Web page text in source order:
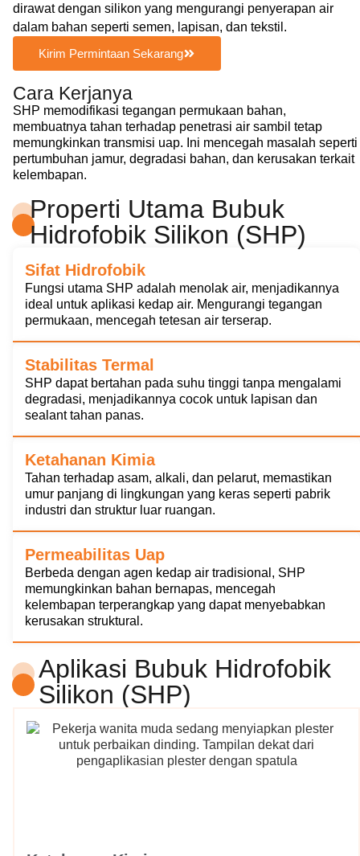
dirawat dengan silikon yang mengurangi penyerapan air
dalam bahan seperti semen, lapisan, dan tekstil.
Kirim Permintaan Sekarang
Cara Kerjanya
SHP memodifikasi tegangan permukaan bahan,
membuatnya tahan terhadap penetrasi air sambil tetap
memungkinkan transmisi uap. Ini mencegah masalah seperti
pertumbuhan jamur, degradasi bahan, dan kerusakan terkait
kelembapan.
Properti Utama Bubuk
Hidrofobik Silikon (SHP)
Sifat Hidrofobik
Fungsi utama SHP adalah menolak air, menjadikannya
ideal untuk aplikasi kedap air. Mengurangi tegangan
permukaan, mencegah tetesan air terserap.
Stabilitas Termal
SHP dapat bertahan pada suhu tinggi tanpa mengalami
degradasi, menjadikannya cocok untuk lapisan dan
sealant tahan panas.
Ketahanan Kimia
Tahan terhadap asam, alkali, dan pelarut, memastikan
umur panjang di lingkungan yang keras seperti pabrik
industri dan struktur luar ruangan.
Permeabilitas Uap
Berbeda dengan agen kedap air tradisional, SHP
memungkinkan bahan bernapas, mencegah
kelembapan terperangkap yang dapat menyebabkan
kerusakan struktural.
Aplikasi Bubuk Hidrofobik
Silikon (SHP)